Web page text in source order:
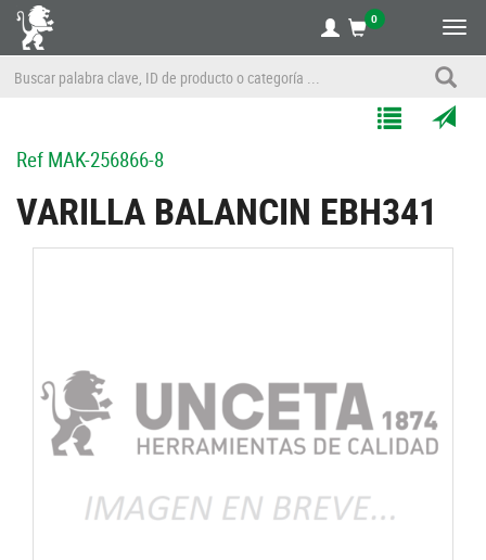
0
un
Listas
RefMAK-256866-8
VARILLA BALANCIN EBH341